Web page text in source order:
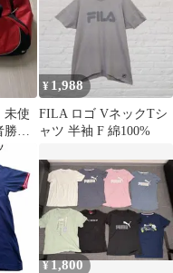
未使
勝
¥ 1,988
FILA ロゴ VネックTシ
ャツ 半袖 F 綿100%
¥1,800